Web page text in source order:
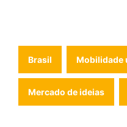
Brasil Mobilidade
Mercado de ideias